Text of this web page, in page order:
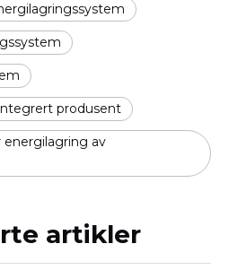
produsent
av
artikler